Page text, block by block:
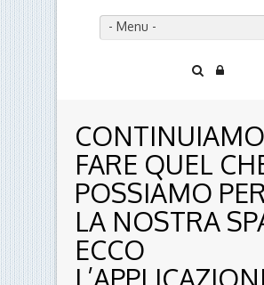
- Menu -
FARE QUEL
POSSIAMO PER
LA NOSTRA
ECCO